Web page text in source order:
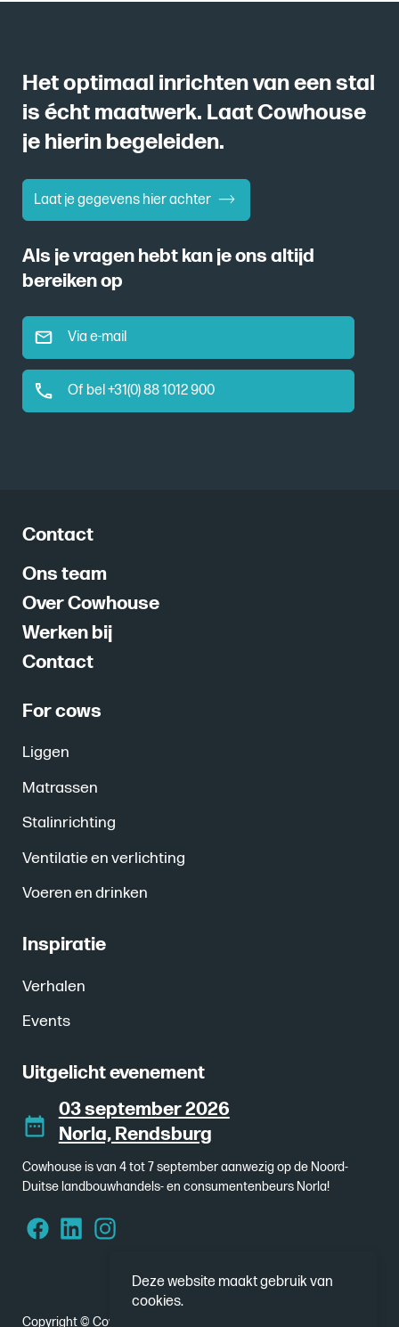
Deze website maakt gebruik van
cookies.
Het optimaal inrichten van een stal
is écht maatwerk. Laat Cowhouse
je hierin begeleiden.
Laat je gegevens hier achter
Als je vragen hebt kan je ons altijd
bereiken op
Via e-mail
Of bel +31(0) 88 1012 900
Contact
Ons team
Over Cowhouse
Werken bij
Contact
For cows
Liggen
Matrassen
Stalinrichting
Ventilatie en verlichting
Voeren en drinken
Inspiratie
Verhalen
Events
Uitgelicht evenement
03 september 2026
Norla, Rendsburg
Cowhouse is van 4 tot 7 september aanwezig op de Noord-
Duitse landbouwhandels- en consumentenbeurs Norla!
Copyright © Cowhouse 2026